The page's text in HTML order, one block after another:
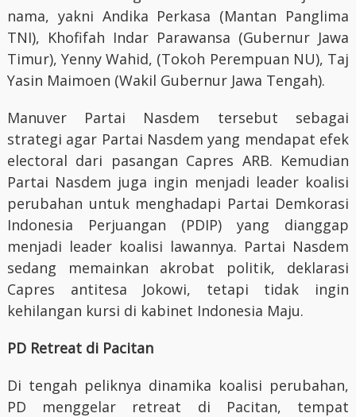
nama, yakni Andika Perkasa (Mantan Panglima
TNI), Khofifah Indar Parawansa (Gubernur Jawa
Timur), Yenny Wahid, (Tokoh Perempuan NU), Taj
Yasin Maimoen (Wakil Gubernur Jawa Tengah).
Manuver Partai Nasdem tersebut sebagai
strategi agar Partai Nasdem yang mendapat efek
electoral dari pasangan Capres ARB. Kemudian
Partai Nasdem juga ingin menjadi leader koalisi
perubahan untuk menghadapi Partai Demkorasi
Indonesia Perjuangan (PDIP) yang dianggap
menjadi leader koalisi lawannya. Partai Nasdem
sedang memainkan akrobat politik, deklarasi
Capres antitesa Jokowi, tetapi tidak ingin
kehilangan kursi di kabinet Indonesia Maju.
PD Retreat di Pacitan
Di tengah peliknya dinamika koalisi perubahan,
PD menggelar retreat di Pacitan, tempat